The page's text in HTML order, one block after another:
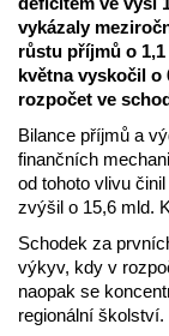
vykázaly
růstu příjmů o
května vyskočil o
rozpočet ve
Bilance příjmů a
finančních
od tohoto vlivu
zvýšil o 15,6 mld.
Schodek za
výkyv, kdy v
naopak se
regionální školství.